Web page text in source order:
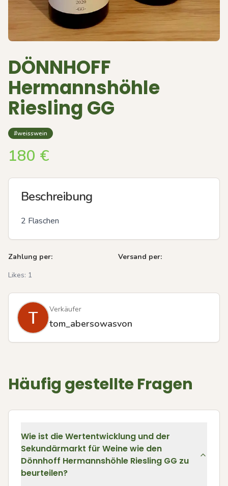
DÖNNHOFF
Hermannshöhle
Riesling GG
#weisswein
180 €
Beschreibung
2 Flaschen
Zahlung per:
Versand per:
Likes: 1
Verkäufer
tom_abersowasvon
Häufig gestellte Fragen
Wie ist die Wertentwicklung und der
Sekundärmarkt für Weine wie den
Dönnhoff Hermannshöhle Riesling GG zu
beurteilen?